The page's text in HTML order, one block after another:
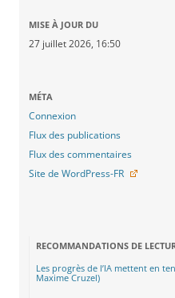
MISE À JOUR DU
27 juillet 2026, 16:50
MÉTA
Connexion
Flux des publications
Flux des commentaires
Site de WordPress-FR
RECOMMANDATIONS DE
Les progrès de l’IA mettent en
Maxime Cruzel)